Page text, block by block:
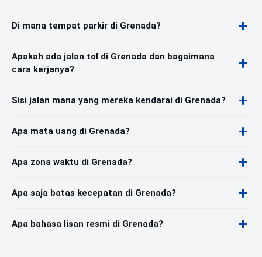
Di mana tempat parkir di Grenada?
Apakah ada jalan tol di Grenada dan bagaimana
cara kerjanya?
Sisi jalan mana yang mereka kendarai di Grenada?
Apa mata uang di Grenada?
Apa zona waktu di Grenada?
Apa saja batas kecepatan di Grenada?
Apa bahasa lisan resmi di Grenada?